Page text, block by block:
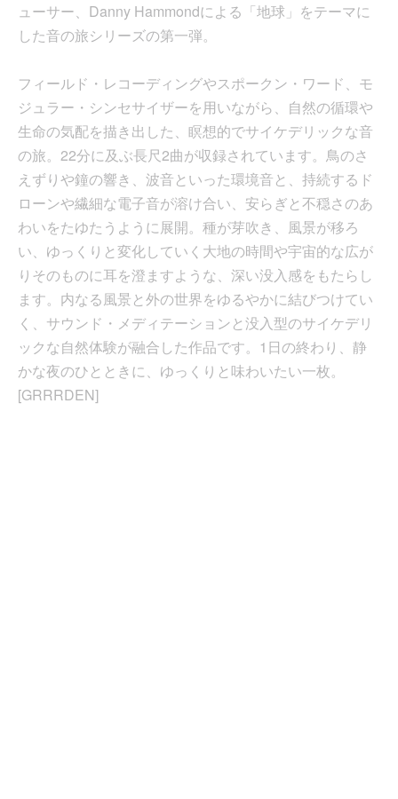
ューサー、Danny Hammondによる「地球」をテーマに
した音の旅シリーズの第一弾。
フィールド・レコーディングやスポークン・ワード、モ
ジュラー・シンセサイザーを用いながら、自然の循環や
生命の気配を描き出した、瞑想的でサイケデリックな音
の旅。22分に及ぶ長尺2曲が収録されています。鳥のさ
えずりや鐘の響き、波音といった環境音と、持続するド
ローンや繊細な電子音が溶け合い、安らぎと不穏さのあ
わいをたゆたうように展開。種が芽吹き、風景が移ろ
い、ゆっくりと変化していく大地の時間や宇宙的な広が
りそのものに耳を澄ますような、深い没入感をもたらし
ます。内なる風景と外の世界をゆるやかに結びつけてい
く、サウンド・メディテーションと没入型のサイケデリ
ックな自然体験が融合した作品です。1日の終わり、静
かな夜のひとときに、ゆっくりと味わいたい一枚。
[GRRRDEN]